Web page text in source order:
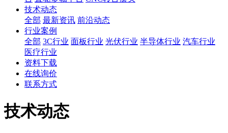
技术动态
全部 最新资讯 前沿动态
行业案例
全部 3C行业 面板行业 光伏行业 半导体行业 汽车行业
医疗行业
资料下载
在线询价
联系方式
技术动态